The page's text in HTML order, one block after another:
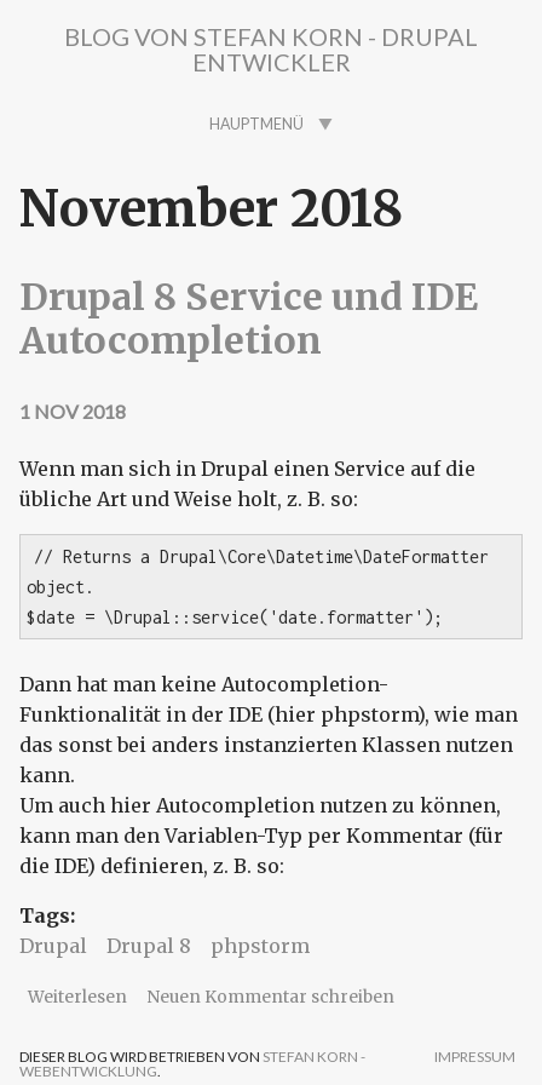
BLOG VON STEFAN KORN - DRUPAL
ENTWICKLER
HAUPTMENÜ
November 2018
Drupal 8 Service und IDE
Autocompletion
1 NOV 2018
Wenn man sich in Drupal einen Service auf die
übliche Art und Weise holt, z. B. so:
// Returns a Drupal\Core\Datetime\DateFormatter
object.
$date = \Drupal::service('date.formatter');
Dann hat man keine Autocompletion-
Funktionalität in der IDE (hier phpstorm), wie man
das sonst bei anders instanzierten Klassen nutzen
kann.
Um auch hier Autocompletion nutzen zu können,
kann man den Variablen-Typ per Kommentar (für
die IDE) definieren, z. B. so:
Tags:
Drupal
Drupal 8 phpstorm
Weiterlesen über Drupal 8 Service und IDE Autocompletion
Neuen Kommentar schreiben
IMPRESSUM
DIESER BLOG WIRD BETRIEBEN VON STEFAN KORN -
WEBENTWICKLUNG